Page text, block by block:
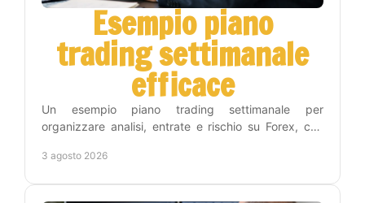
Esempio piano
trading settimanale
efficace
Un esempio piano trading settimanale per
organizzare analisi, entrate e rischio su Forex, con
inutili.
3 agosto 2026